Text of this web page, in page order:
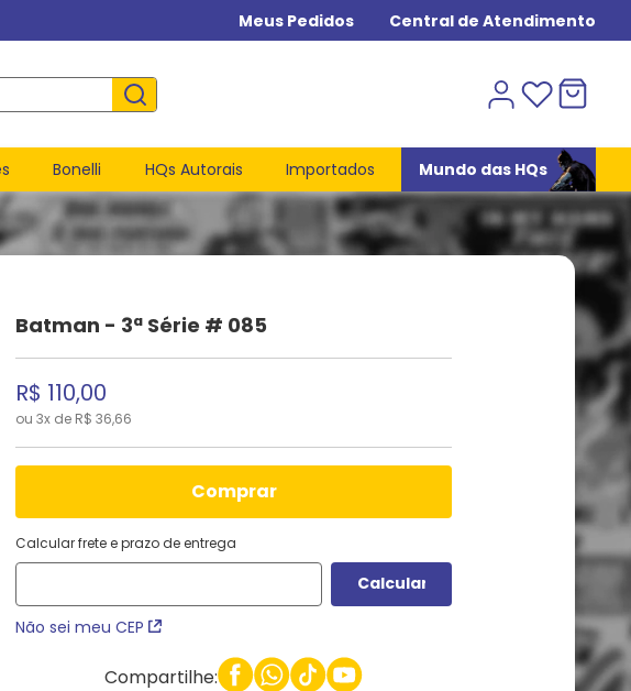
Meus Pedidos Central de Atendimento
Bonelli HQs Autorais Importados Mundo das HQs
Batman - 3ª Série # 085
R$ 110,00
ou 3x de R$ 36,66
comprar
Calcular frete e prazo de entrega
Não sei meu CEP
Compartilhe: